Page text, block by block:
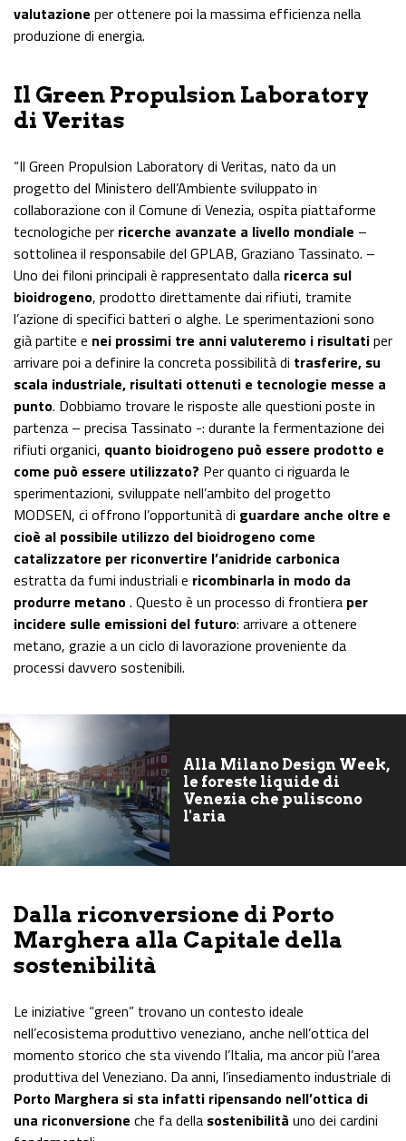
valutazione per ottenere poi la massima efficienza nella
produzione di energia.
Il Green Propulsion Laboratory
di Veritas
“Il Green Propulsion Laboratory di Veritas, nato da un
progetto del Ministero dell’Ambiente sviluppato in
collaborazione con il Comune di Venezia, ospita piattaforme
tecnologiche per ricerche avanzate a livello mondiale –
sottolinea il responsabile del GPLAB, Graziano Tassinato. –
Uno dei filoni principali è rappresentato dalla ricerca sul
bioidrogeno, prodotto direttamente dai rifiuti, tramite
l’azione di specifici batteri o alghe. Le sperimentazioni sono
già partite e nei prossimi tre anni valuteremo i risultatiper
arrivare poi a definire la concreta possibilità di trasferire, su
scala industriale, risultati ottenuti e tecnologie messe a
punto. Dobbiamo trovare le risposte alle questioni poste in
partenza – precisa Tassinato -: durante la fermentazione dei
rifiuti organici, quanto bioidrogeno può essere prodotto e
come può essere utilizzato? Per quanto ci riguarda le
sperimentazioni, sviluppate nell’ambito del progetto
MODSEN, ci offrono l’opportunità di guardare anche oltre e
cioè al possibile utilizzo del bioidrogeno come
catalizzatore per riconvertire l’anidride carbonica
estratta da fumi industriali e ricombinarla in modo da
produrre metano. Questo è un processo di frontiera per
incidere sulle emissioni del futuro: arrivare a ottenere
metano, grazie a un ciclo di lavorazione proveniente da
processi davvero sostenibili.
Alla Milano Design Week,
le foreste liquide di
Venezia che puliscono
l'aria
Dalla riconversione di Porto
Marghera alla Capitale della
sostenibilità
Le iniziative “green” trovano un contesto ideale
nell’ecosistema produttivo veneziano, anche nell’ottica del
momento storico che sta vivendo l’Italia, ma ancor più l’area
produttiva del Veneziano. Da anni, l’insediamento industriale di
Porto Marghera si sta infatti ripensando nell’ottica di
una riconversione che fa della sostenibilità uno dei cardini